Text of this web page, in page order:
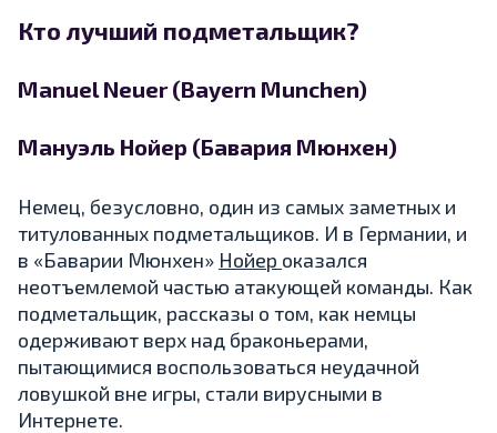
Кто лучший подметальщик?
Manuel Neuer (Bayern Munchen)
Мануэль Нойер (Бавария Мюнхен)
Немец, безусловно, один из самых заметных и
титулованных подметальщиков. И в Германии, и
в «Баварии Мюнхен» Нойер оказался
неотъемлемой частью атакующей команды. Как
подметальщик, рассказы о том, как немцы
одерживают верх над браконьерами,
пытающимися воспользоваться неудачной
ловушкой вне игры, стали вирусными в
Интернете.